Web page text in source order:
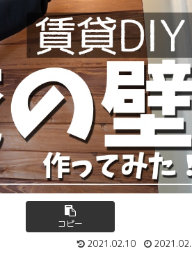
コピー
2021.02.10